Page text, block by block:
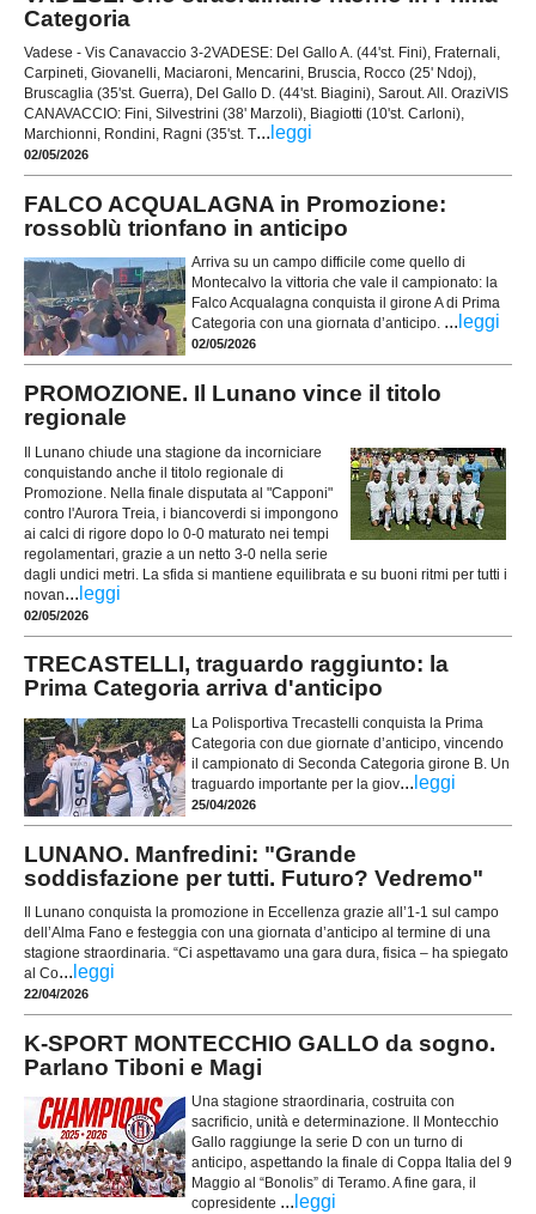
Categoria
Vadese - Vis Canavaccio 3-2VADESE: Del Gallo A. (44'st. Fini), Fraternali,
Carpineti, Giovanelli, Maciaroni, Mencarini, Bruscia, Rocco (25' Ndoj),
Bruscaglia (35'st. Guerra), Del Gallo D. (44'st. Biagini), Sarout. All. OraziVIS
CANAVACCIO: Fini, Silvestrini (38' Marzoli), Biagiotti (10'st. Carloni),
Marchionni, Rondini, Ragni (35'st. T... leggi
02/05/2026
FALCO ACQUALAGNA in Promozione:
rossoblù trionfano in anticipo
Arriva su un campo difficile come quello di
Montecalvo la vittoria che vale il campionato: la
Falco Acqualagna conquista il girone A di Prima
Categoria con una giornata d’anticipo. ... leggi
02/05/2026
PROMOZIONE. Il Lunano vince il titolo
regionale
Il Lunano chiude una stagione da incorniciare
conquistando anche il titolo regionale di
Promozione. Nella finale disputata al "Capponi"
contro l'Aurora Treia, i biancoverdi si impongono
ai calci di rigore dopo lo 0-0 maturato nei tempi
regolamentari, grazie a un netto 3-0 nella serie
dagli undici metri. La sfida si mantiene equilibrata e su buoni ritmi per tutti i
novan... leggi
02/05/2026
TRECASTELLI, traguardo raggiunto: la
Prima Categoria arriva d'anticipo
La Polisportiva Trecastelli conquista la Prima
Categoria con due giornate d’anticipo, vincendo
il campionato di Seconda Categoria girone B. Un
traguardo importante per la giov... leggi
25/04/2026
LUNANO. Manfredini: "Grande
soddisfazione per tutti. Futuro? Vedremo"
Il Lunano conquista la promozione in Eccellenza grazie all’1-1 sul campo
dell’Alma Fano e festeggia con una giornata d’anticipo al termine di una
stagione straordinaria. “Ci aspettavamo una gara dura, fisica – ha spiegato
al Co... leggi
22/04/2026
K-SPORT MONTECCHIO GALLO da sogno.
Parlano Tiboni e Magi
Una stagione straordinaria, costruita con
sacrificio, unità e determinazione. Il Montecchio
Gallo raggiunge la serie D con un turno di
anticipo, aspettando la finale di Coppa Italia del 9
Maggio al “Bonolis” di Teramo. A fine gara, il
copresidente ... leggi